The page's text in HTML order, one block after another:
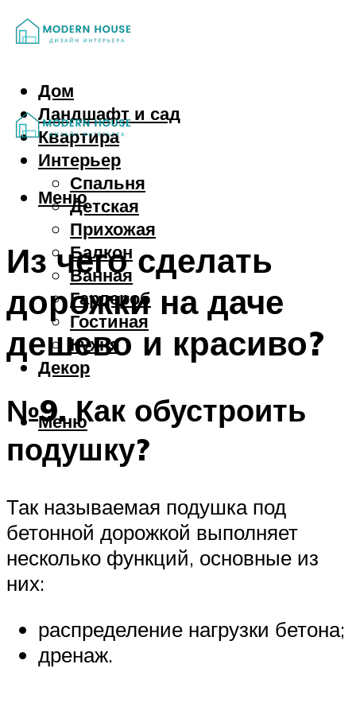
Дом
Ландшафт и сад
Квартира
Интерьер
Спальня
Детская
Прихожая
Балкон
Ванная
Гардероб
Гостиная
Кухня
Декор
Меню
Меню
Из чего сделать
дорожки на даче
дешево и красиво?
№9. Как обустроить
подушку?
Так называемая подушка под
бетонной дорожкой выполняет
несколько функций, основные из
них:
распределение нагрузки бетона;
дренаж.